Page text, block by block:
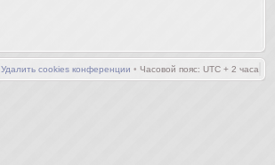
Удалить cookies конференции • Часовой пояс: UTC + 2 часа